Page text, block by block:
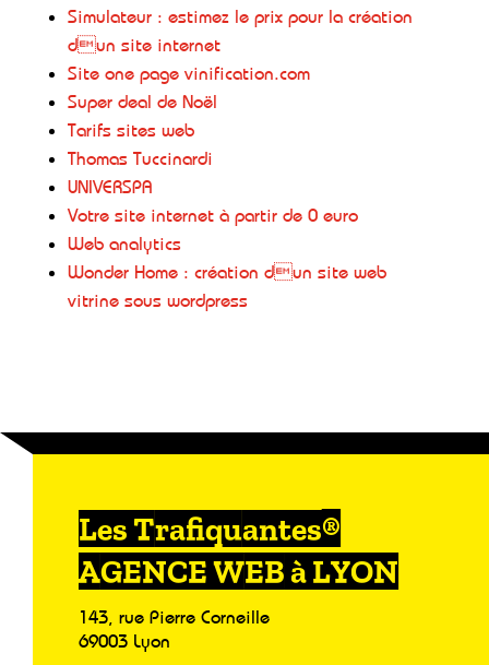
Simulateur : estimez le prix pour la création
dun site internet
Site one page vinification.com
Super deal de Noël
Tarifs sites web
Thomas Tuccinardi
UNIVERSPA
Votre site internet à partir de 0 euro
Web analytics
Wonder Home : création dun site web
vitrine sous wordpress
Les Trafiquantes®
AGENCE WEB à LYON
143, rue Pierre Corneille
69003 Lyon